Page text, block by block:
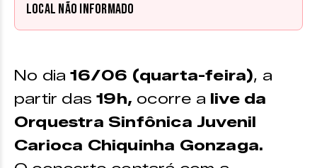
Local não informado
No dia16/06 (quarta-feira), a
partir das19h, ocorre a live da
Orquestra Sinfônica Juvenil
Carioca Chiquinha Gonzaga.